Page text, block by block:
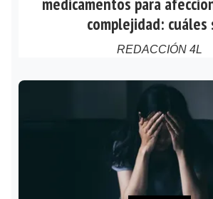
complejidad: cuáles
REDACCIÓN 4L